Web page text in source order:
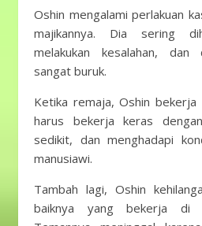
Oshin mengalami perlakuan
majikannya. Dia sering
melakukan kesalahan, dan
sangat buruk.
Ketika remaja, Oshin
harus bekerja keras
sedikit, dan menghadapi
manusiawi.
Tambah lagi, Oshin
baiknya yang bekerja di